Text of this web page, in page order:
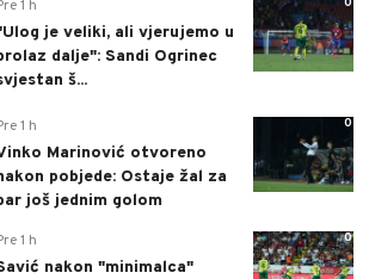
1 h
je veliki, ali vjerujemo u
dalje": Sandi Ogrinec
š...
0
1 h
Marinović otvoreno
pobjede: Ostaje žal za
još jednim golom
0
1 h
nakon "minimalca"